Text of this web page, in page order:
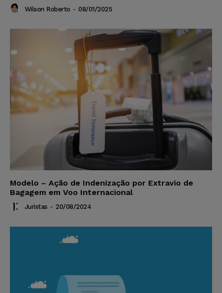
Wilson Roberto - 08/01/2025
Modelo – Ação de Indenização por Extravio de
Bagagem em Voo Internacional
Juristas - 20/08/2024